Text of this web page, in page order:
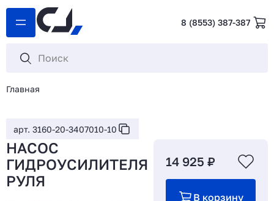
8 (8553) 387-387
Главная
арт. 3160-20-3407010-10
НАСОС
ГИДРОУСИЛИТЕЛЯ
РУЛЯ
14 925 ₽
В корзину